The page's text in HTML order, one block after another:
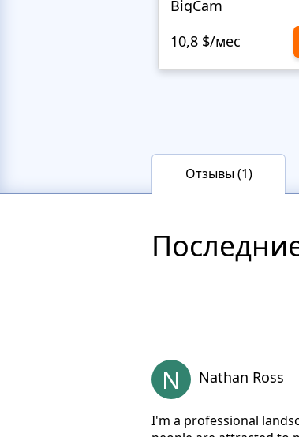
BigCam
10,8 $/мес
Отзывы (1)
N Nathan Ross
I'm a professional